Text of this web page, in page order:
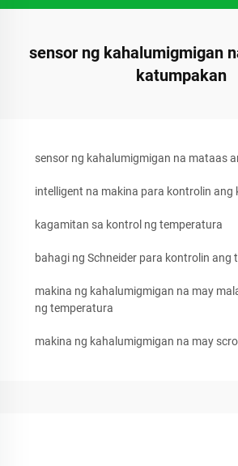
sensor ng kahalumigmigan
katumpakan
sensor ng kahalumigmigan na mataas
intelligent na makina para kontrolin ang
kagamitan sa kontrol ng temperatura
bahagi ng Schneider para kontrolin ang
makina ng kahalumigmigan na may
ng temperatura
makina ng kahalumigmigan na may